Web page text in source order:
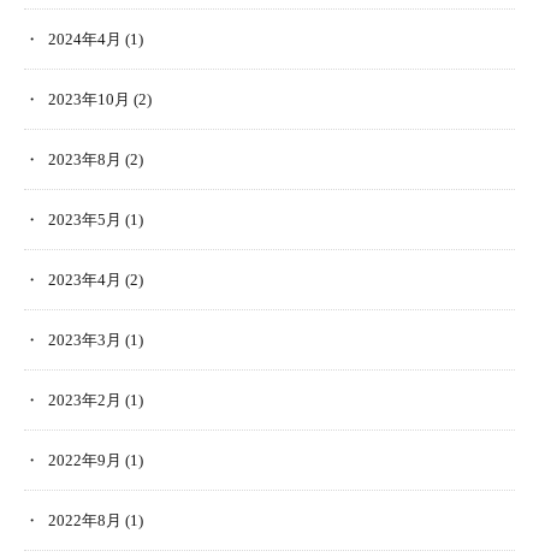
2024年4月 (1)
2023年10月 (2)
2023年8月 (2)
2023年5月 (1)
2023年4月 (2)
2023年3月 (1)
2023年2月 (1)
2022年9月 (1)
2022年8月 (1)